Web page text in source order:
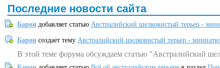
Последние новости сайта
Барон добавляет статью Австралийский шелковистый терьер -
Барон создает тему Австралийский шелковистый терьер -
В этой теме форума обсуждаем статью "Австралийский